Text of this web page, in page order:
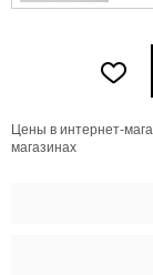
Цены в интернет-
магазинах